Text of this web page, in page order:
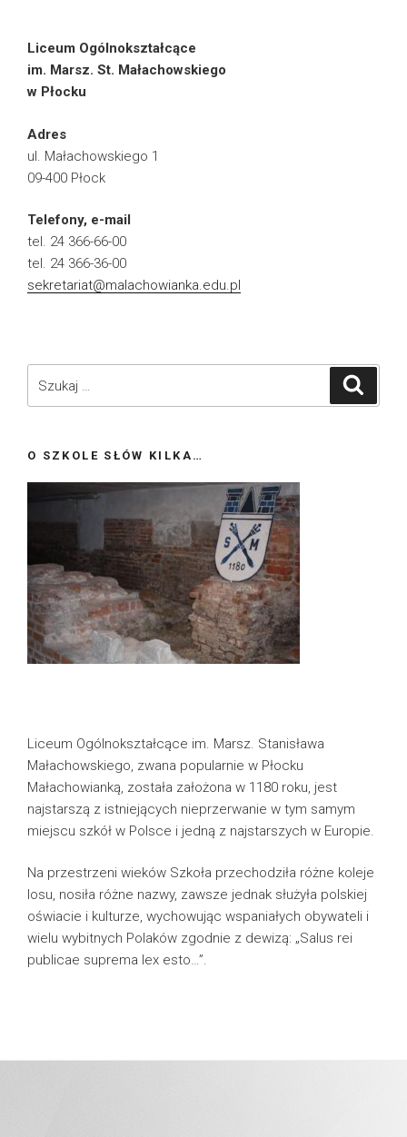
Liceum Ogólnokształcące
im. Marsz. St. Małachowskiego
w Płocku
Adres
ul. Małachowskiego 1
09-400 Płock
Telefony, e-mail
tel. 24 366-66-00
tel. 24 366-36-00
sekretariat@malachowianka.edu.pl
O SZKOLE SŁÓW KILKA…
Liceum Ogólnokształcące im. Marsz. Stanisława
Małachowskiego, zwana popularnie w Płocku
Małachowianką, została założona w 1180 roku, jest
najstarszą z istniejących nieprzerwanie w tym samym
miejscu szkół w Polsce i jedną z najstarszych w Europie.
Na przestrzeni wieków Szkoła przechodziła różne koleje
losu, nosiła różne nazwy, zawsze jednak służyła polskiej
oświacie i kulturze, wychowując wspaniałych obywateli i
wielu wybitnych Polaków zgodnie z dewizą: „Salus rei
publicae suprema lex esto…”.